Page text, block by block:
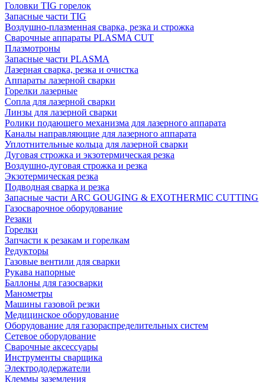
Головки TIG горелок
Запасные части TIG
Воздушно-плазменная сварка, резка и строжка
Сварочные аппараты PLASMA CUT
Плазмотроны
Запасные части PLASMA
Лазерная сварка, резка и очистка
Аппараты лазерной сварки
Горелки лазерные
Сопла для лазерной сварки
Линзы для лазерной сварки
Ролики подающего механизма для лазерного аппарата
Каналы направляющие для лазерного аппарата
Уплотнительные кольца для лазерной сварки
Дуговая строжка и экзотермическая резка
Воздушно-дуговая строжка и резка
Экзотермическая резка
Подводная сварка и резка
Запасные части ARC GOUGING & EXOTHERMIC CUTTING
Газосварочное оборудование
Резаки
Горелки
Запчасти к резакам и горелкам
Редукторы
Газовые вентили для сварки
Рукава напорные
Баллоны для газосварки
Манометры
Машины газовой резки
Медицинское оборудование
Оборудование для газораспределительных систем
Сетевое оборудование
Сварочные аксессуары
Инструменты сварщика
Электрододержатели
Клеммы заземления